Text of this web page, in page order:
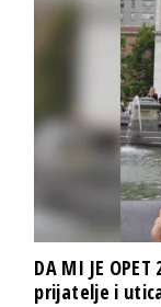
DA MI JE
prijatelje i